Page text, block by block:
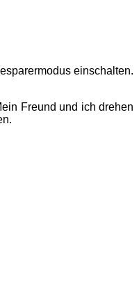
einschalten.
Freund und ich drehen